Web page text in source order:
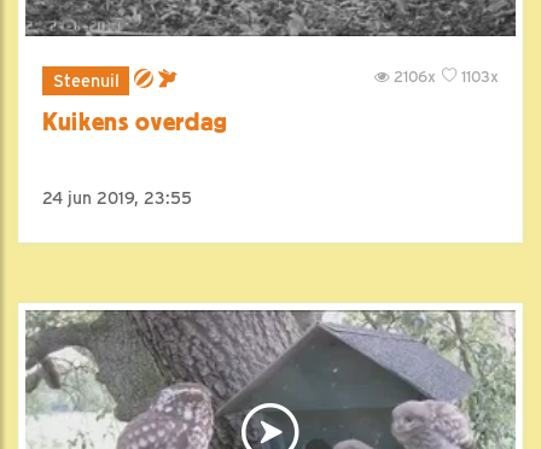
Steenuil 1103x
2106x
Kuikens overdag
24 jun 2019, 23:55